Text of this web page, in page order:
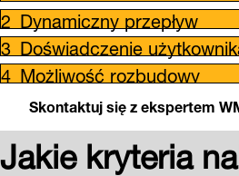
Dynamiczny przepływ
Doświadczenie
Możliwość rozbudowy
Skontaktuj się z ekspertem
Jakie kryteria